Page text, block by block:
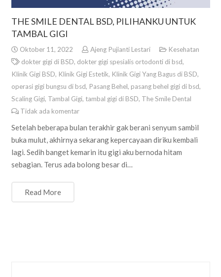
THE SMILE DENTAL BSD, PILIHANKU UNTUK
TAMBAL GIGI
Oktober 11, 2022 Ajeng Pujianti Lestari
Kesehatan
dokter gigi di BSD, dokter gigi spesialis ortodonti di bsd,
Klinik Gigi BSD, Klinik Gigi Estetik, Klinik Gigi Yang Bagus di BSD,
operasi gigi bungsu di bsd, Pasang Behel, pasang behel gigi di bsd,
Scaling Gigi, Tambal Gigi, tambal gigi di BSD, The Smile Dental
Tidak ada komentar
Setelah beberapa bulan terakhir gak berani senyum sambil
buka mulut, akhirnya sekarang kepercayaan diriku kembali
lagi. Sedih banget kemarin itu gigi aku bernoda hitam
sebagian. Terus ada bolong besar di…
Read More